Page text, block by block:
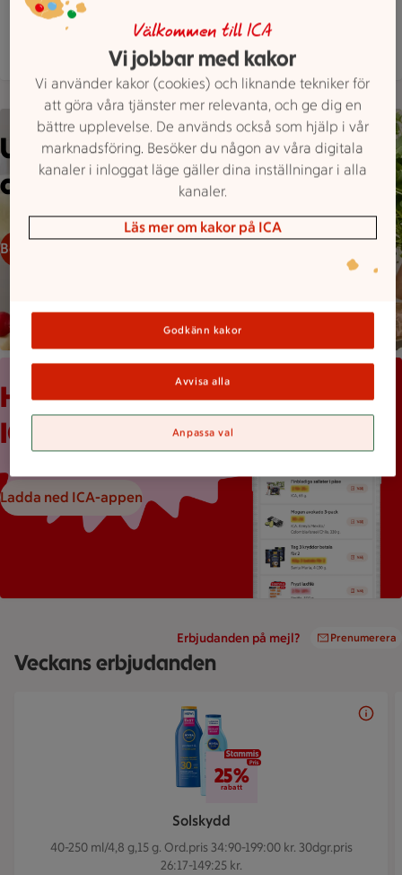
Hitta hit
Mer butiksinfo
Variation av ostar, charkuterier och grillat kött på en träyta
Upptäck vårt
cateringsortiment!
Beställ catering
Mobilskärm visar appen Stam­mis med en lista över
Håll koll med
ICA-appen
Ladda ned ICA-appen
Erbjudanden på mejl? Prenumerera
Veckans erbjudanden
Bildspel med 5 bilder.
Solskydd
40-250 ml/4,8 g,15 g. Ord.pris 34:90-199:00 kr. 30dgr.pris
26:17-149:25 kr.
25% rabatt
25%
rabatt
Välkommen till ICA
Vi jobbar med kakor
Vi använder kakor (cookies) och liknande tekniker för
att göra våra tjänster mer relevanta, och ge dig en
bättre upplevelse. De används också som hjälp i vår
marknadsföring. Besöker du någon av våra digitala
kanaler i inloggat läge gäller dina inställningar i alla
kanaler.
Läs mer om kakor på ICA
Godkänn kakor
Avvisa alla
Anpassa val